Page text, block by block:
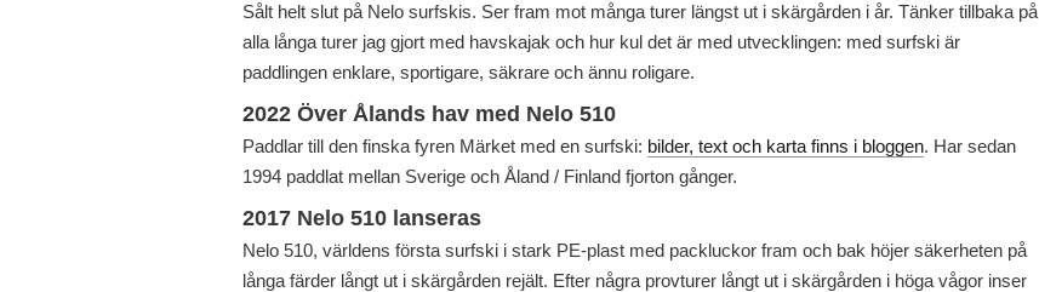
Sålt helt slut på Nelo surfskis. Ser fram mot många turer längst ut i skärgården i år. Tänker tillbaka på
alla långa turer jag gjort med havskajak och hur kul det är med utvecklingen: med surfski är
paddlingen enklare, sportigare, säkrare och ännu roligare.
2022 Över Ålands hav med Nelo 510
Paddlar till den finska fyren Märket med en surfski: bilder, text och karta finns i bloggen. Har sedan
1994 paddlat mellan Sverige och Åland / Finland fjorton gånger.
2017 Nelo 510 lanseras
Nelo 510, världens första surfski i stark PE-plast med packluckor fram och bak höjer säkerheten på
långa färder långt ut i skärgården rejält. Efter några provturer långt ut i skärgården i höga vågor inser